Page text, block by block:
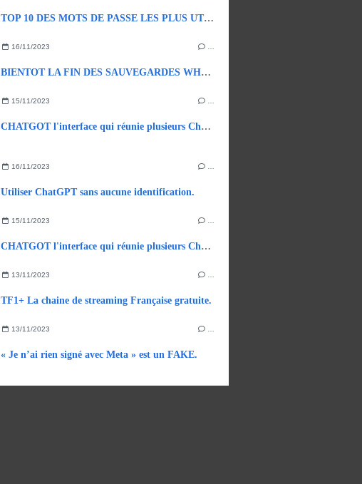
TOP 10 DES MOTS DE PASSE LES PLUS UTILISES EN 2023.
16/11/2023
BIENTOT LA FIN DES SAUVEGARDES WHATSAPP
15/11/2023
CHATGOT l'interface qui réunie plusieurs ChatBots d'IA.
16/11/2023
Utiliser ChatGPT sans aucune identification.
15/11/2023
CHATGOT l'interface qui réunie plusieurs ChatBots d'IA.
13/11/2023
TF1+ La chaine de streaming Française gratuite.
13/11/2023
« Je n’ai rien signé avec Meta » est un FAKE.